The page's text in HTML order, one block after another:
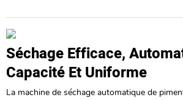
Séchage Efficace,
Capacité Et Uniforme
La machine de séchage automatique de